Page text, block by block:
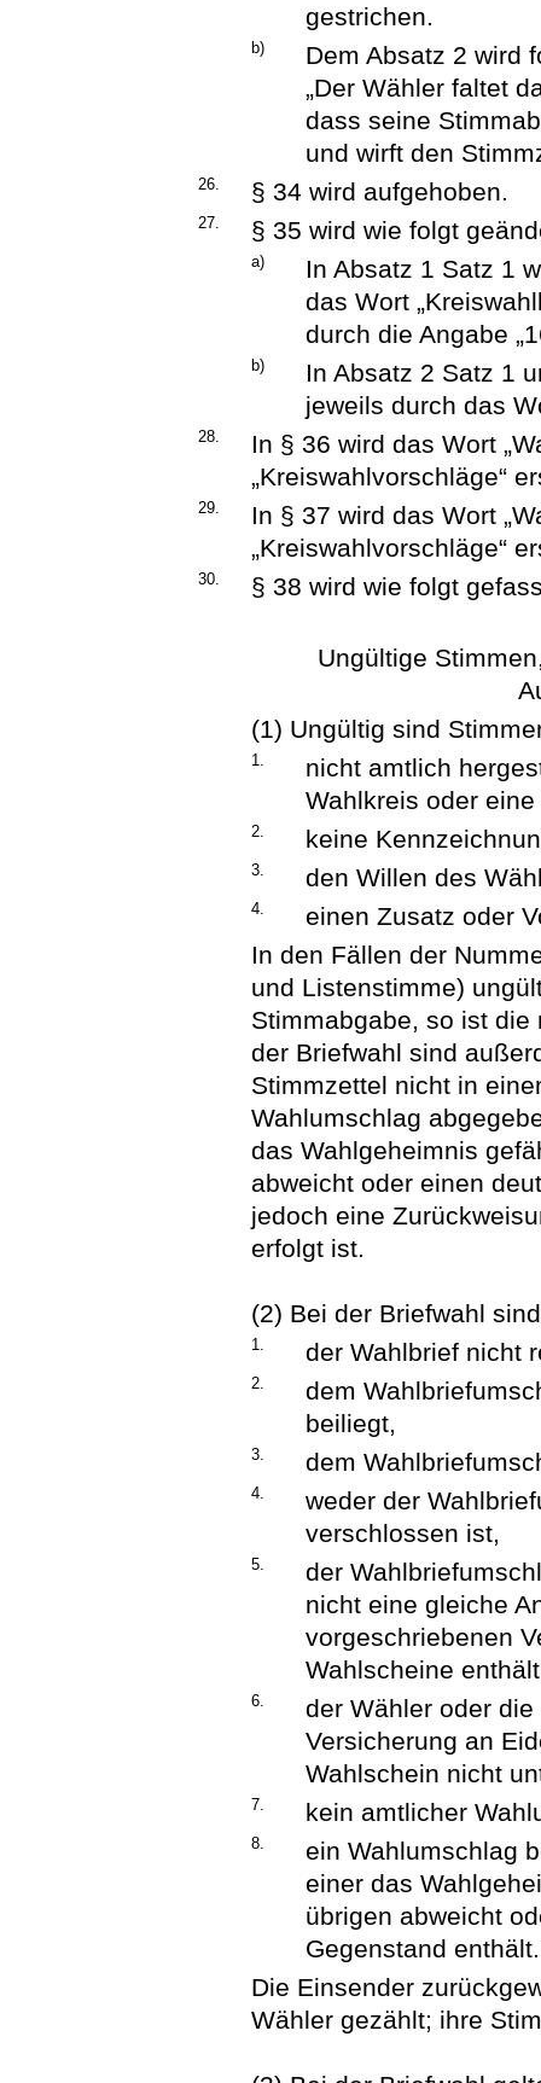
gestrichen.
b)
Dem Absatz 2 wird
„Der Wähler faltet
dass seine
und wirft den
26. § 34 wird aufgehoben.
27. § 35 wird wie folgt
a)
In Absatz 1 Satz 1
das Wort
durch die Angabe
b)
In Absatz 2 Satz 1
jeweils durch das
28.
In § 36 wird das Wort
„Kreiswahlvorschläge“
29.
In § 37 wird das Wort
„Kreiswahlvorschläge“
30. § 38 wird wie folgt
Ungültige
(1) Ungültig sind
1.
nicht amtlich
Wahlkreis oder
2. keine
3. den Willen des
4.
einen Zusatz oder
In den Fällen der
und Listenstimme)
Stimmabgabe, so ist
der Briefwahl sind
Stimmzettel nicht in
Wahlumschlag
das Wahlgeheimnis
abweicht oder einen
jedoch eine
erfolgt ist.
(2) Bei der Briefwahl
1. der Wahlbrief nicht
2.
dem
beiliegt,
3. dem
4.
weder der
verschlossen ist,
5.
der
nicht eine gleiche
vorgeschriebenen
Wahlscheine
6.
der Wähler oder
Versicherung an
Wahlschein nicht
7. kein amtlicher
8.
ein Wahlumschlag
einer das
übrigen abweicht
Gegenstand enthält.
Die Einsender
Wähler gezählt; ihre